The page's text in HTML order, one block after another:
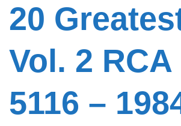
20
Vol. 2 RCA
5116 –